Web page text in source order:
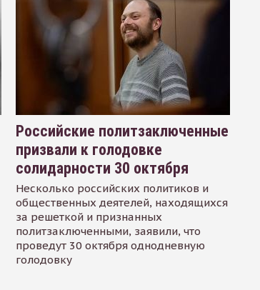
Российские политзаключенные
призвали к голодовке
солидарности 30 октября
Несколько российских политиков и
общественных деятелей, находящихся
за решеткой и признанных
политзаключенными, заявили, что
проведут 30 октября однодневную
голодовку